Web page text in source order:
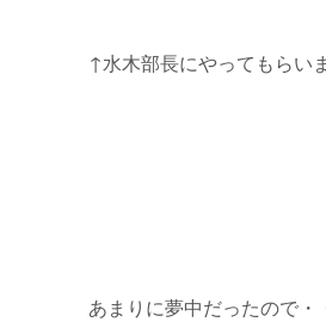
↑水木部長にやってもらい
あまりに夢中だったので・